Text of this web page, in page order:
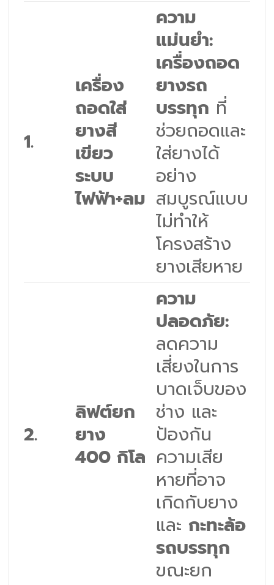
1.
เครื่อง
ถอดใส่
ยางสี
เขียว
ระบบ
ไฟฟ้า+ลม
ความ
แม่นยำ:
เครื่องถอด
ยางรถ
บรรทุก ที่
ช่วยถอดและ
ใส่ยางได้
อย่าง
สมบูรณ์แบบ
ไม่ทำให้
โครงสร้าง
ยางเสียหาย
2.
ลิฟต์ยก
ยาง
400 กิโล
ความ
ปลอดภัย:
ลดความ
เสี่ยงในการ
บาดเจ็บของ
ช่าง และ
ป้องกัน
ความเสีย
หายที่อาจ
เกิดกับยาง
และกะทะล้อ
รถบรรทุก
ขณะยก